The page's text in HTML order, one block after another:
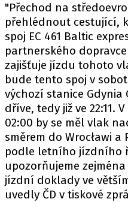
"Přechod na
přehlédnout cestující,
spoj EC 461 Baltic
partnerského
zajišťuje jízdu tohoto
bude tento spoj v
výchozí stanice Gdynia
dříve, tedy již ve 22:11.
02:00 by se měl vlak
směrem do Wrocławi a
podle letního jízdního
upozorňujeme
jízdní doklady ve
uvedly ČD v tiskové